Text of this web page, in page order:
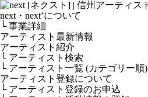
next・next⁺について
└ 事業詳細
アーティスト最新情報
アーティスト紹介
└ アーティスト検索
└ アーティスト一覧 (カテゴリー順)
アーティスト登録について
└ アーティスト登録のお申込